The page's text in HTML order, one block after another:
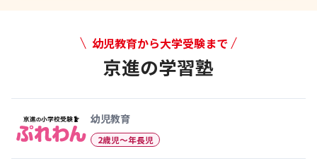
幼児教育から大学受験まで
京進の学習塾
幼児教育
2歳児〜年長児